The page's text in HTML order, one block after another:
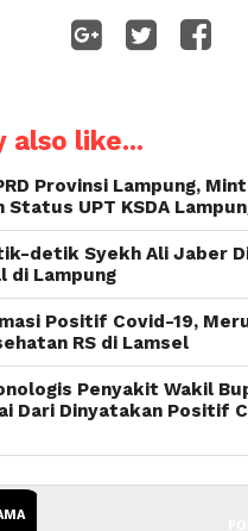
also like...
Provinsi Lampung,
Status UPT KSDA
detik Syekh Ali Jaber
di Lampung
Positif Covid-19,
RS di Lamsel
Penyakit Wakil
Dari Dinyatakan Positif